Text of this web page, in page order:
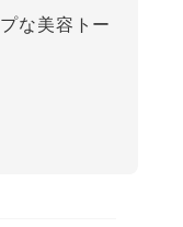
な美容トー